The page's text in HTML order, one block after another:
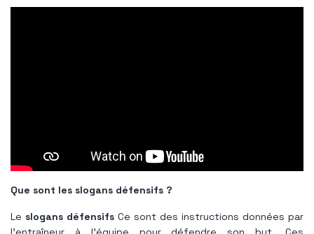
Que sont les slogans défensifs ?
Le slogans défensifs Ce sont des instructions données par